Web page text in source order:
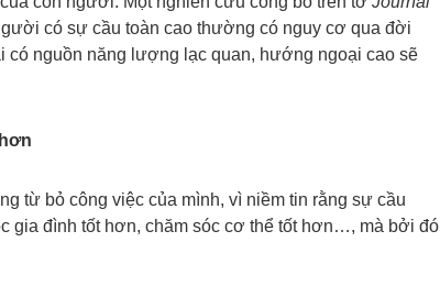
có sự cầu toàn cao thường có nguy cơ qua đời
nguồn năng lượng lạc quan, hướng ngoại cao sẽ
từ bỏ công việc của mình, vì niềm tin rằng sự cầu
gia đình tốt hơn, chăm sóc cơ thể tốt hơn…, mà bởi đó